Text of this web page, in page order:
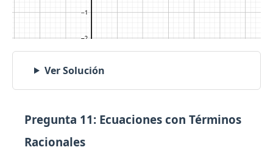
Ver Solución
Pregunta 11: Ecuaciones con Términos
Racionales